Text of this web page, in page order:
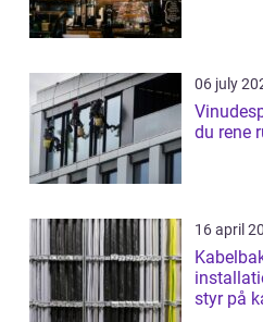
06 july
du rene
16 april
styr på